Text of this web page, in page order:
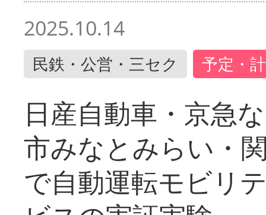
2025.10.14
民鉄・公営・三セク 予定・
日産自動車・京急
市みなとみらい・
で自動運転モビリ